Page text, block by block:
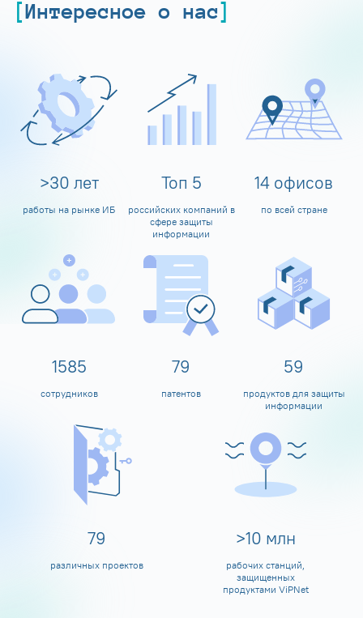
Интересное о нас
>30 лет
работы на рынке ИБ
Топ 5
российских компаний в
сфере защиты
информации
14 офисов
по всей стране
1600
сотрудников
80
патентов
60
продуктов для защиты
информации
80
различных проектов
>10 млн
рабочих станций,
защищенных
продуктами ViPNet